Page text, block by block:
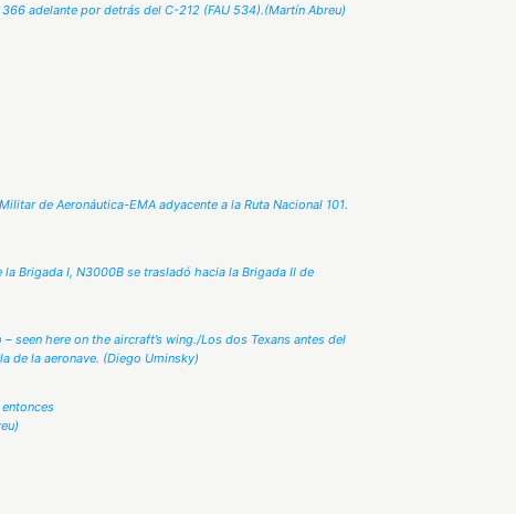
adelante por detrás del C-212 (FAU 534).(Martín Abreu)
de Aeronáutica-EMA adyacente a la Ruta Nacional 101.
Brigada I, N3000B se trasladó hacia la Brigada II de
seen here on the aircraft’s wing./Los dos Texans antes del
de la aeronave. (Diego Uminsky)